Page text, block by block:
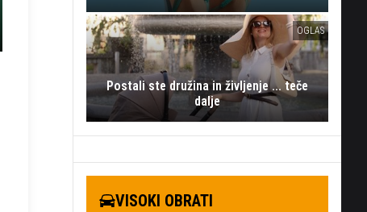
OGLAS
Postali ste družina in življenje ... teče
dalje
VISOKI OBRATI